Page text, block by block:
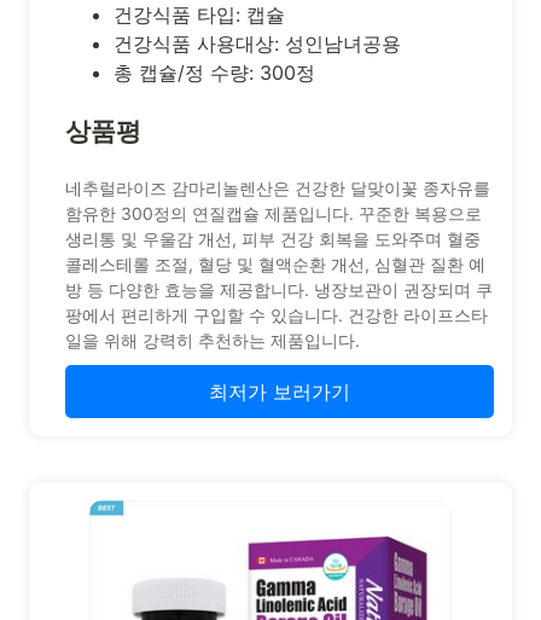
건강식품 타입: 캡슐
건강식품 사용대상: 성인남녀공용
총 캡슐/정 수량: 300정
상품평
네추럴라이즈 감마리놀렌산은 건강한 달맞이꽃 종자유를
함유한 300정의 연질캡슐 제품입니다. 꾸준한 복용으로
생리통 및 우울감 개선, 피부 건강 회복을 도와주며 혈중
콜레스테롤 조절, 혈당 및 혈액순환 개선, 심혈관 질환 예
방 등 다양한 효능을 제공합니다. 냉장보관이 권장되며 쿠
팡에서 편리하게 구입할 수 있습니다. 건강한 라이프스타
일을 위해 강력히 추천하는 제품입니다.
최저가 보러가기